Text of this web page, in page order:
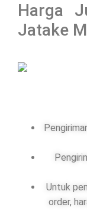
Harga
Jatake
Untuk
order,